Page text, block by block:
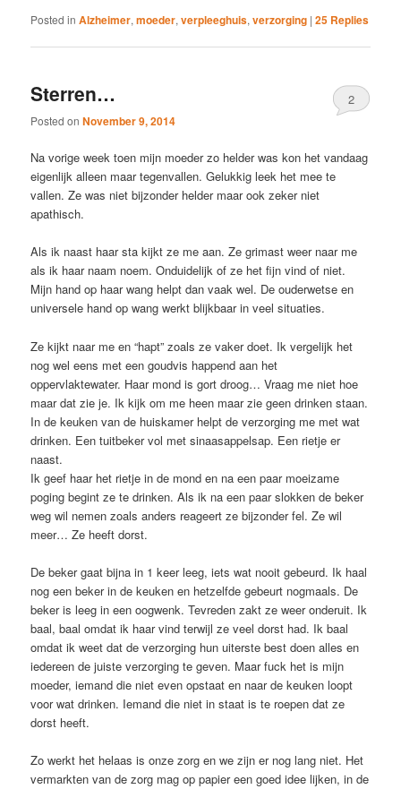
Posted in Alzheimer,moeder,verpleeghuis,verzorging |25 Replies
Sterren…
Posted onNovember 9, 2014
2
Na vorige week toen mijn moeder zo helder was kon het vandaag
eigenlijk alleen maar tegenvallen. Gelukkig leek het mee te
vallen. Ze was niet bijzonder helder maar ook zeker niet
apathisch.
Als ik naast haar sta kijkt ze me aan. Ze grimast weer naar me
als ik haar naam noem. Onduidelijk of ze het fijn vind of niet.
Mijn hand op haar wang helpt dan vaak wel. De ouderwetse en
universele hand op wang werkt blijkbaar in veel situaties.
Ze kijkt naar me en “hapt” zoals ze vaker doet. Ik vergelijk het
nog wel eens met een goudvis happend aan het
oppervlaktewater. Haar mond is gort droog… Vraag me niet hoe
maar dat zie je. Ik kijk om me heen maar zie geen drinken staan.
In de keuken van de huiskamer helpt de verzorging me met wat
drinken. Een tuitbeker vol met sinaasappelsap. Een rietje er
naast.
Ik geef haar het rietje in de mond en na een paar moeizame
poging begint ze te drinken. Als ik na een paar slokken de beker
weg wil nemen zoals anders reageert ze bijzonder fel. Ze wil
meer… Ze heeft dorst.
De beker gaat bijna in 1 keer leeg, iets wat nooit gebeurd. Ik haal
nog een beker in de keuken en hetzelfde gebeurt nogmaals. De
beker is leeg in een oogwenk. Tevreden zakt ze weer onderuit. Ik
baal, baal omdat ik haar vind terwijl ze veel dorst had. Ik baal
omdat ik weet dat de verzorging hun uiterste best doen alles en
iedereen de juiste verzorging te geven. Maar fuck het is mijn
moeder, iemand die niet even opstaat en naar de keuken loopt
voor wat drinken. Iemand die niet in staat is te roepen dat ze
dorst heeft.
Zo werkt het helaas is onze zorg en we zijn er nog lang niet. Het
vermarkten van de zorg mag op papier een goed idee lijken, in de